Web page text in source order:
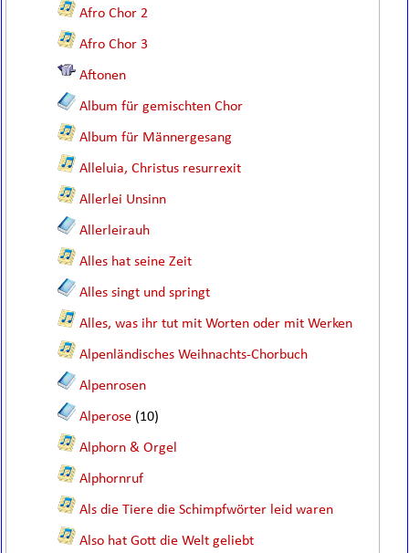
Afro Chor 2
Afro Chor 3
Aftonen
Album für gemischten Chor
Album für Männergesang
Alleluia, Christus resurrexit
Allerlei Unsinn
Allerleirauh
Alles hat seine Zeit
Alles singt und springt
Alles, was ihr tut mit Worten oder mit Werken
Alpenländisches Weihnachts-Chorbuch
Alpenrosen
Alperose (10)
Alphorn & Orgel
Alphornruf
Als die Tiere die Schimpfwörter leid waren
Also hat Gott die Welt geliebt